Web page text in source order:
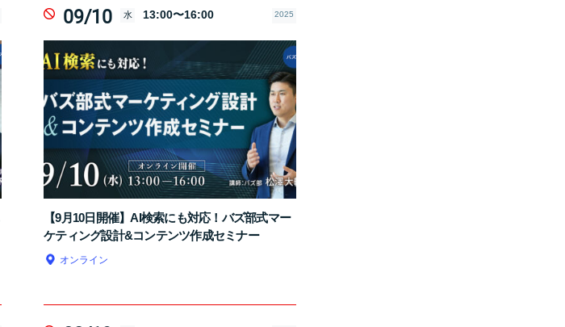
09/10 水 13:00〜16:00 2025
【9月10日開催】AI検索にも対応！バズ部式マー
ケティング設計&コンテンツ作成セミナー
オンライン